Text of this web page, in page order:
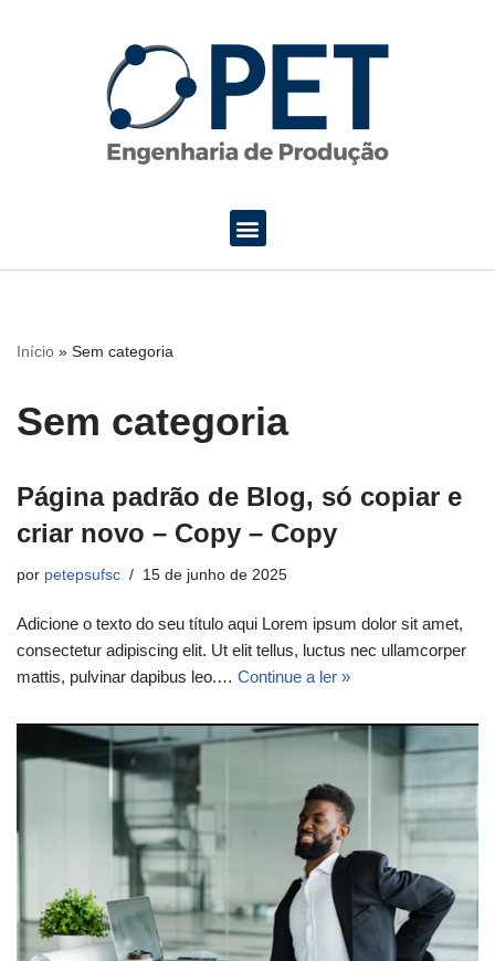
Início » Sem categoria
Sem categoria
Página padrão de Blog, só copiar e
criar novo – Copy – Copy
por petepsufsc 15 de junho de 2025
Adicione o texto do seu título aqui Lorem ipsum dolor sit amet,
consectetur adipiscing elit. Ut elit tellus, luctus nec ullamcorper
mattis, pulvinar dapibus leo.… Continue a ler »